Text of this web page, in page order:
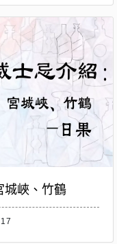
城峽、竹鶴